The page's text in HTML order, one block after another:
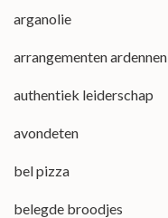
arganolie
arrangementen ardennen
authentiek leiderschap
avondeten
bel pizza
belegde broodjes